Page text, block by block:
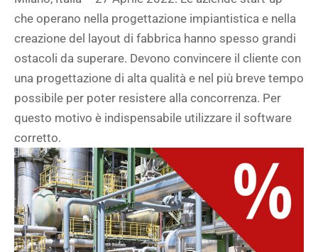
che operano nella progettazione impiantistica e nella
creazione del layout di fabbrica hanno spesso grandi
ostacoli da superare. Devono convincere il cliente con
una progettazione di alta qualità e nel più breve tempo
possibile per poter resistere alla concorrenza. Per
questo motivo è indispensabile utilizzare il software
corretto.